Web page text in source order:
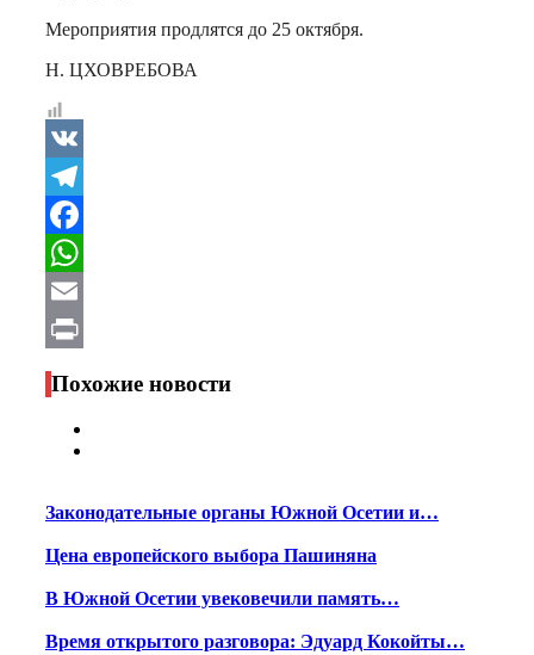
Мероприятия продлятся до 25 октября.
Н. ЦХОВРЕБОВА
VK
Telegram
Facebook
WhatsApp
Email
Print
Похожие новости
Законодательные органы Южной Осетии и…
Цена европейского выбора Пашиняна
В Южной Осетии увековечили память…
Время открытого разговора: Эдуард Кокойты…